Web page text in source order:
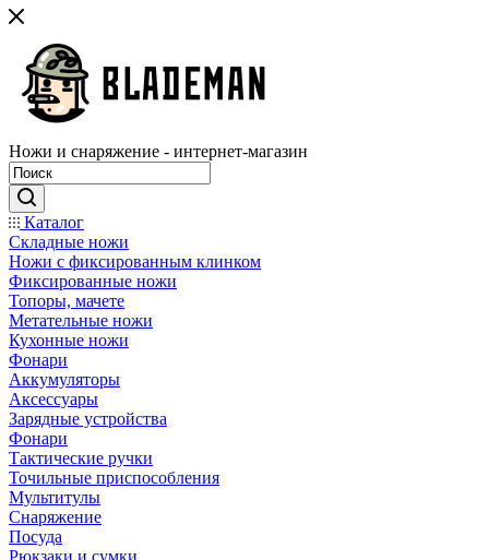
Ножи и снаряжение - интернет-магазин
Каталог
Складные ножи
Ножи с фиксированным клинком
Фиксированные ножи
Топоры, мачете
Метательные ножи
Кухонные ножи
Фонари
Аккумуляторы
Аксессуары
Зарядные устройства
Фонари
Тактические ручки
Точильные приспособления
Мультитулы
Снаряжение
Посуда
Рюкзаки и сумки